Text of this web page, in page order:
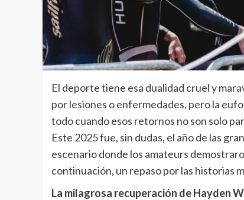
El deporte tiene esa dualidad cruel y
por lesiones o enfermedades, pero la
todo cuando esos retornos no son solo
Este 2025 fue, sin dudas, el año de las
escenario donde los amateurs
continuación, un repaso por las historias
La milagrosa recuperación de Hayden